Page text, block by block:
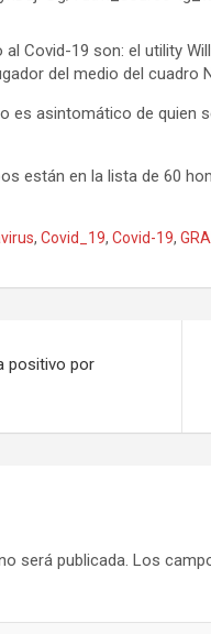
Covid-19 son: el utility
del medio del cuadro
es asintomático de quien
están en la lista de 60
, Covid_19, Covid-19,
positivo por
será publicada. Los